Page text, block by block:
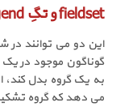
fieldsetو تگِ
این دو می توانند در
گوناگون موجود در یک
به یک گروه بدل
می دهد که گروه